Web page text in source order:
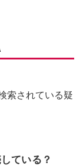
索されている疑
ている？